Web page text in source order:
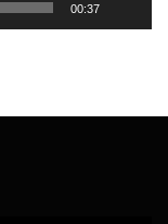
00:37